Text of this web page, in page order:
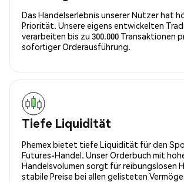
Das Handelserlebnis unserer Nutzer hat
Priorität. Unsere eigens entwickelten
verarbeiten bis zu 300.000 Transaktionen
sofortiger Orderausführung.
Tiefe Liquidität
Phemex bietet tiefe Liquidität für den
Futures-Handel. Unser Orderbuch mit
Handelsvolumen sorgt für reibungslosen
stabile Preise bei allen gelisteten